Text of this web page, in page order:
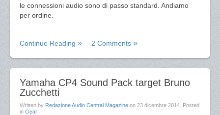
le connessioni audio sono di passo standard. Andiamo
per ordine.
Continue Reading 2 Comments
Yamaha CP4 Sound Pack target Bruno
Zucchetti
Written by Redazione Audio Central Magazine on 23 dicembre 2014 . Posted
in Gear